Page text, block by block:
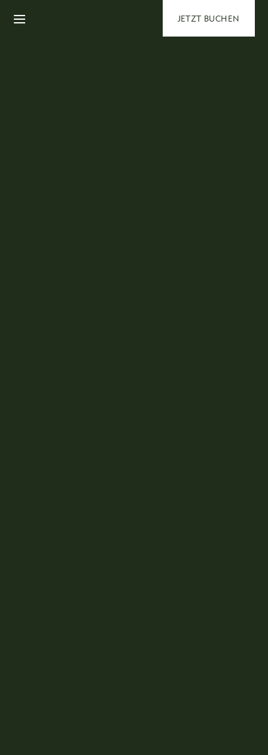
JETZT BUCHEN